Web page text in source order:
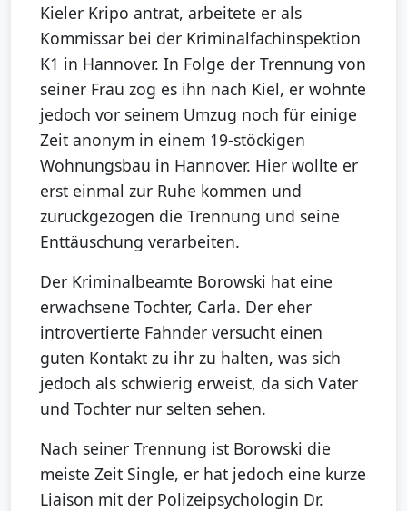
Kieler Kripo antrat, arbeitete er als
Kommissar bei der Kriminalfachinspektion
K1 in Hannover. In Folge der Trennung von
seiner Frau zog es ihn nach Kiel, er wohnte
jedoch vor seinem Umzug noch für einige
Zeit anonym in einem 19-stöckigen
Wohnungsbau in Hannover. Hier wollte er
erst einmal zur Ruhe kommen und
zurückgezogen die Trennung und seine
Enttäuschung verarbeiten.
Der Kriminalbeamte Borowski hat eine
erwachsene Tochter, Carla. Der eher
introvertierte Fahnder versucht einen
guten Kontakt zu ihr zu halten, was sich
jedoch als schwierig erweist, da sich Vater
und Tochter nur selten sehen.
Nach seiner Trennung ist Borowski die
meiste Zeit Single, er hat jedoch eine kurze
Liaison mit der Polizeipsychologin Dr.